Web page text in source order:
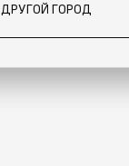
ДРУГОЙ ГОРОД